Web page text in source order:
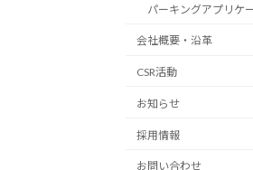
パーキングアプリケ
会社概要・沿革
CSR活動
お知らせ
採用情報
お問い合わせ